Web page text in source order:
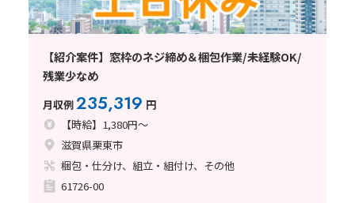
【紹介案件】窓枠のネジ締め＆梱包作業/未経験OK/
残業少なめ
月収例235,319 円
【時給】1,380円～
滋賀県栗東市
梱包・仕分け、組立・組付け、その他
61726-00